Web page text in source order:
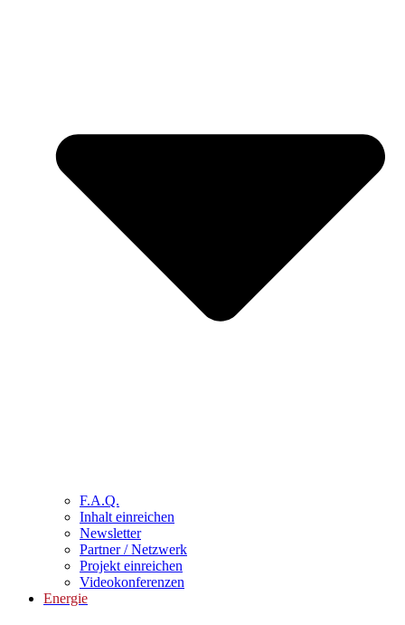
F.A.Q.
Inhalt einreichen
Newsletter
Partner / Netzwerk
Projekt einreichen
Videokonferenzen
Energie